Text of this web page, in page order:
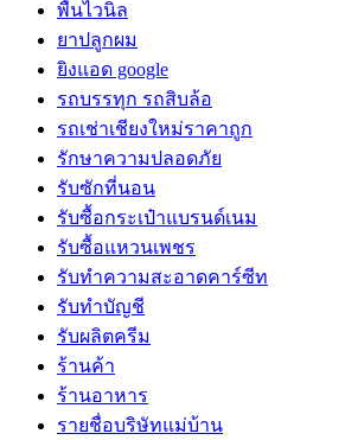
พื้นไวนิล
ยาปลูกผม
ยิงแอด google
รถบรรทุก รถสิบล้อ
รถเช่าเชียงใหม่ราคาถูก
รักษาความปลอดภัย
รับซักที่นอน
รับซื้อกระเป๋าแบรนด์เนม
รับซื้อแหวนเพชร
รับทำความสะอาดคาร์ซีท
รับทำบัญชี
รับผลิตครีม
ร้านค้า
ร้านอาหาร
รายชื่อบริษัทแม่บ้าน